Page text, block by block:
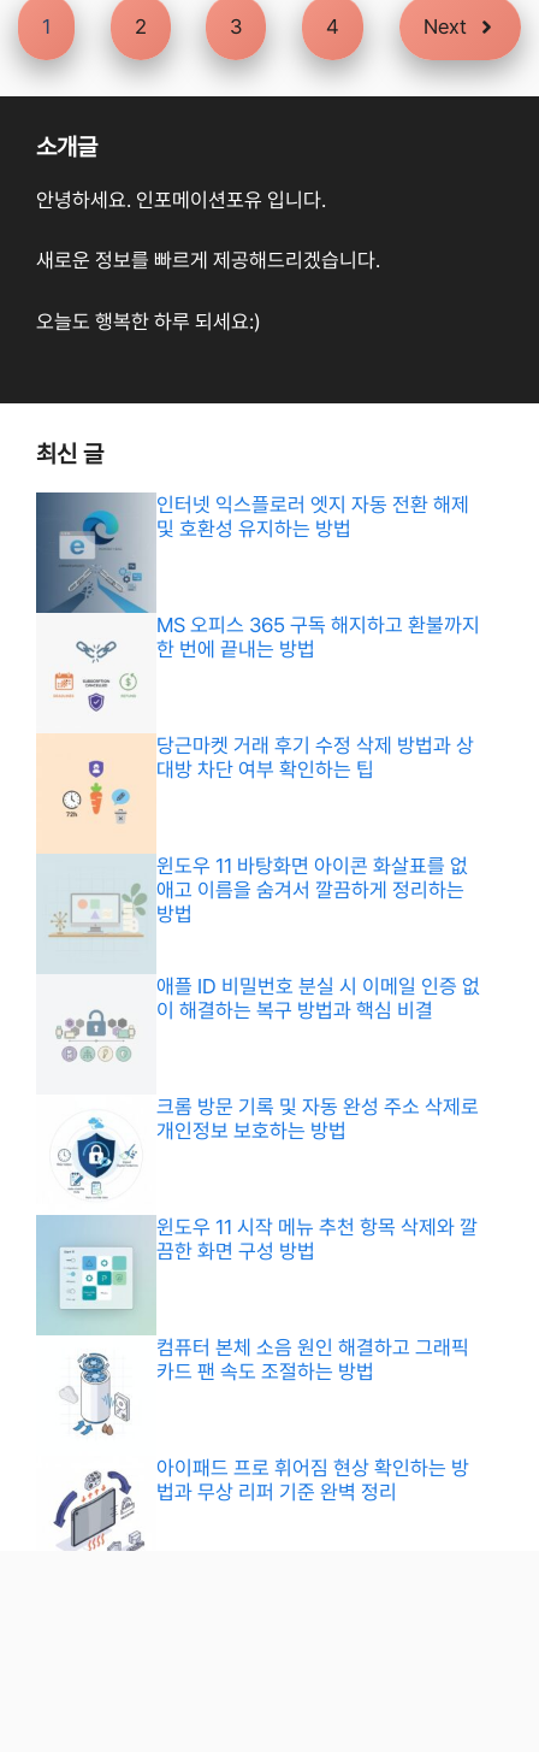
1 2 3 4 Next
소개글
안녕하세요. 인포메이션포유 입니다.
새로운 정보를 빠르게 제공해드리겠습니다.
오늘도 행복한 하루 되세요:)
최신 글
인터넷 익스플로러 엣지 자동 전환 해제
및 호환성 유지하는 방법
MS 오피스 365 구독 해지하고 환불까지
한 번에 끝내는 방법
당근마켓 거래 후기 수정 삭제 방법과 상
대방 차단 여부 확인하는 팁
윈도우 11 바탕화면 아이콘 화살표를 없
애고 이름을 숨겨서 깔끔하게 정리하는
방법
애플 ID 비밀번호 분실 시 이메일 인증 없
이 해결하는 복구 방법과 핵심 비결
크롬 방문 기록 및 자동 완성 주소 삭제로
개인정보 보호하는 방법
윈도우 11 시작 메뉴 추천 항목 삭제와 깔
끔한 화면 구성 방법
컴퓨터 본체 소음 원인 해결하고 그래픽
카드 팬 속도 조절하는 방법
아이패드 프로 휘어짐 현상 확인하는 방
법과 무상 리퍼 기준 완벽 정리